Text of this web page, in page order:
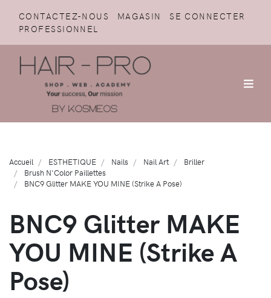
CONTACTEZ-NOUS MAGASIN
SE CONNECTER
PROFESSIONNEL
Accueil ESTHETIQUE Nails Nail Art
Briller
Brush N'Color Paillettes
BNC9 Glitter MAKE YOU MINE (Strike A Pose)
BNC9 Glitter MAKE
YOU MINE (Strike A
Pose)